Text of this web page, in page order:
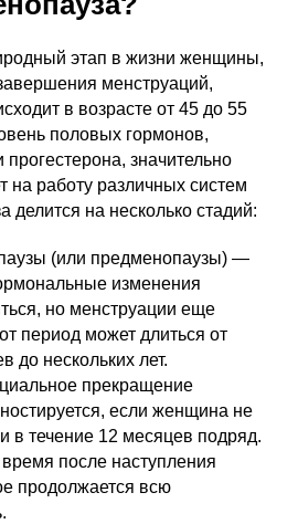
этап в жизни женщины,
менструаций,
в возрасте от 45 до 55
половых гормонов,
прогестерона, значительно
на работу различных систем
делится на несколько стадий:
(или предменопаузы) —
изменения
но менструации еще
период может длиться от
до нескольких лет.
прекращение
если женщина не
в течение 12 месяцев подряд.
после наступления
продолжается всю